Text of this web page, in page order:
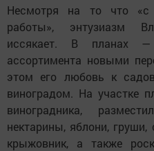
Несмотря на то что «с
работы», энтузиазм
иссякает. В планах —
ассортимента новыми
этом его любовь к
виноградом. На участке
виноградника,
нектарины, яблони,
крыжовник, а также